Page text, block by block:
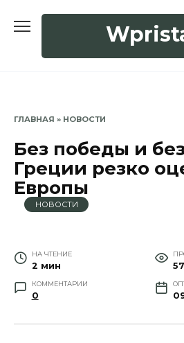
ГЛАВНАЯ » НОВОСТИ
Без победы и
Греции резко
Европы
НОВОСТИ
НА ЧТЕНИЕ
2 мин 57
КОММЕНТАРИИ
0